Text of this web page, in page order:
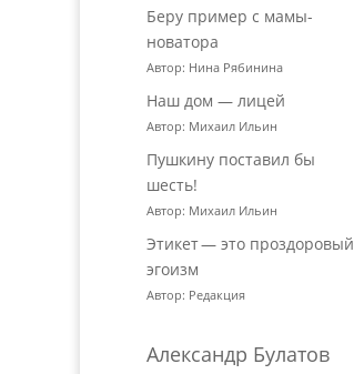
Беру пример с мамы-
новатора
Автор: Нина Рябинина
Наш дом — лицей
Автор: Михаил Ильин
Пушкину поставил бы
шесть!
Автор: Михаил Ильин
Этикет — это проздоровый
эгоизм
Автор: Редакция
Александр Булатов